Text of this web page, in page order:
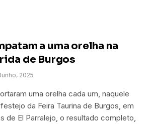
a uma orelha na
de Burgos
2025
uma orelha cada um, naquele
da Feira Taurina de Burgos, em
de El Parralejo, o resultado completo,